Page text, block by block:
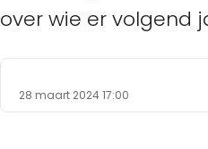
over wie er volgend
28 maart 2024 17:00